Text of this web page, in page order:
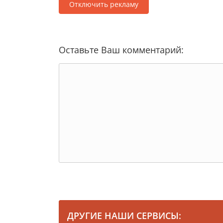
Отключить рекламу
Оставьте Ваш комментарий:
ДРУГИЕ НАШИ СЕРВИСЫ: